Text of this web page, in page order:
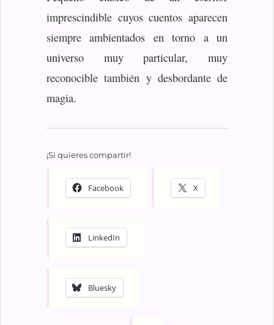
imprescindible cuyos cuentos aparecen
siempre ambientados en torno a un
universo muy particular, muy
reconocible también y desbordante de
magia.
¡Si quieres compartir!
Facebook X
LinkedIn
Bluesky